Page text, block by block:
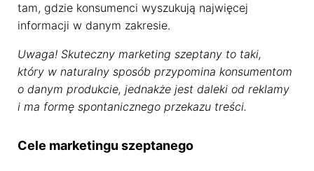
tam, gdzie konsumenci wyszukują najwięcej
informacji w danym zakresie.
Uwaga! Skuteczny marketing szeptany to taki,
który w naturalny sposób przypomina konsumentom
o danym produkcie, jednakże jest daleki od reklamy
i ma formę spontanicznego przekazu treści.
Cele marketingu szeptanego